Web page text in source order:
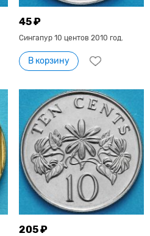
45 ₽
Сингапур 10 центов 2010 год.
В корзину
205 ₽